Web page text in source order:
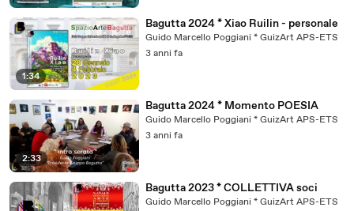
1:34
Bagutta 2024 * Xiao Ruilin - personale
Guido Marcello Poggiani * GuizArt APS-ETS
3 anni fa
2:33
Bagutta 2024 * Momento POESIA
Guido Marcello Poggiani * GuizArt APS-ETS
3 anni fa
Bagutta 2023 * COLLETTIVA soci
Guido Marcello Poggiani * GuizArt APS-ETS